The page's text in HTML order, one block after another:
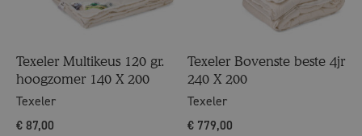
Texeler Multikeus 120 gr.
hoogzomer 140 X 200
Texeler
€ 87,00
Texeler Bovenste beste 4jr
240 X 200
Texeler
€ 779,00